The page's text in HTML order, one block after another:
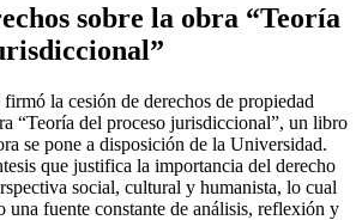
sobre la obra “Teoría
la cesión de derechos de propiedad
“Teoría del proceso jurisdiccional”, un libro
se pone a disposición de la Universidad.
que justifica la importancia del derecho
social, cultural y humanista, lo cual
una fuente constante de análisis, reflexión y